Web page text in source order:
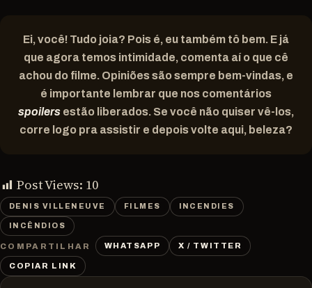
Ei, você! Tudo joia? Pois é, eu também tô bem. E já
que agora temos intimidade, comenta aí o que cê
achou do filme. Opiniões são sempre bem-vindas, e
é importante lembrar que nos comentários
spoilers estão liberados. Se você não quiser vê-los,
corre logo pra assistir e depois volte aqui, beleza?
Post Views: 10
DENIS VILLENEUVE FILMES INCENDIES
INCÊNDIOS
COMPARTILHAR WHATSAPP X / TWITTER
COPIAR LINK